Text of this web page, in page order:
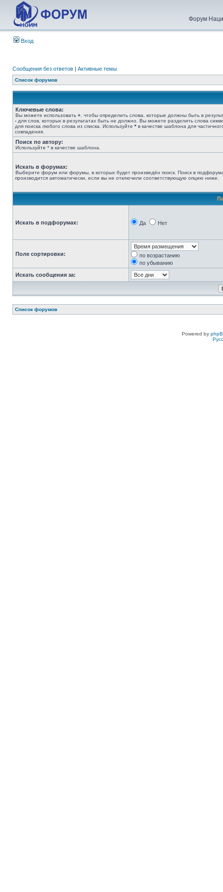
Форум
Вход
Сообщения без ответов | Активные темы
Список форумов
Ключевые слова:
Вы можете использовать + , чтобы определить слова, которые должны быть в
- для слов, которых в результатах быть не должно. Вы можете разделить слова
для поиска любого слова из списка. Используйте * в качестве шаблона для
совпадения.
Поиск по автору:
Используйте * в качестве шаблона.
Искать в форумах:
Выберите форум или форумы, в которых будет произведён поиск. Поиск в
производится автоматически, если вы не отключили соответствующую опцию ниже.
Искать в подфорумах: Да Нет
Поле сортировки:
по возрастанию
по убыванию
Искать сообщения за:
Список форумов
Powered by